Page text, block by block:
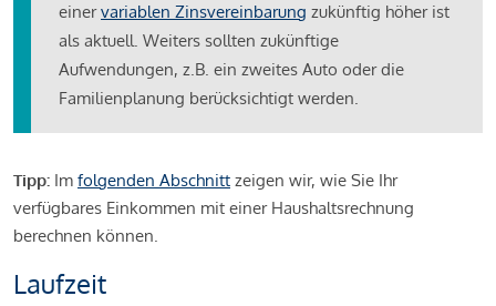
einervariablen Zinsvereinbarung zukünftig höher ist
als aktuell. Weiters sollten zukünftige
Aufwendungen, z.B. ein zweites Auto oder die
Familienplanung berücksichtigt werden.
Tipp: Im folgenden Abschnitt zeigen wir, wie Sie Ihr
verfügbares Einkommen mit einer Haushaltsrechnung
berechnen können.
Laufzeit